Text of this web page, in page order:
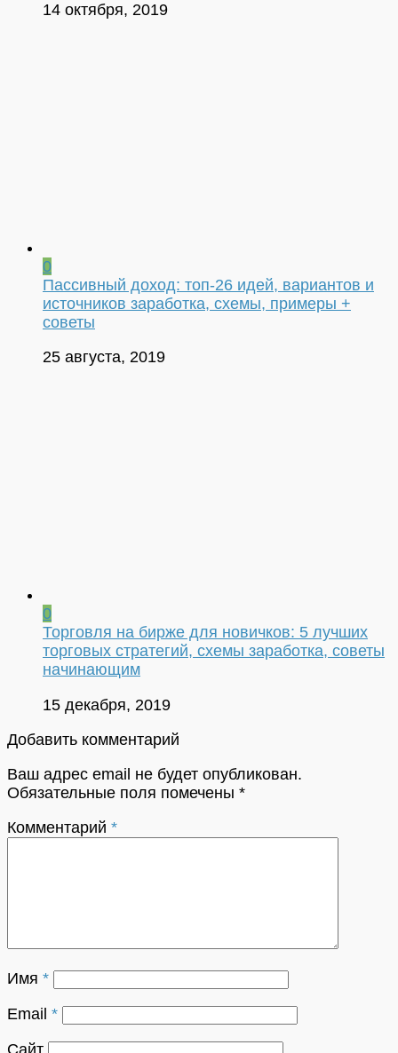
14 октября, 2019
0
Пассивный доход: топ-26 идей, вариантов и
источников заработка, схемы, примеры +
советы
25 августа, 2019
0
Торговля на бирже для новичков: 5 лучших
торговых стратегий, схемы заработка, советы
начинающим
15 декабря, 2019
Добавить комментарий
Ваш адрес email не будет опубликован.
Обязательные поля помечены *
Комментарий *
Имя *
Email *
Сайт